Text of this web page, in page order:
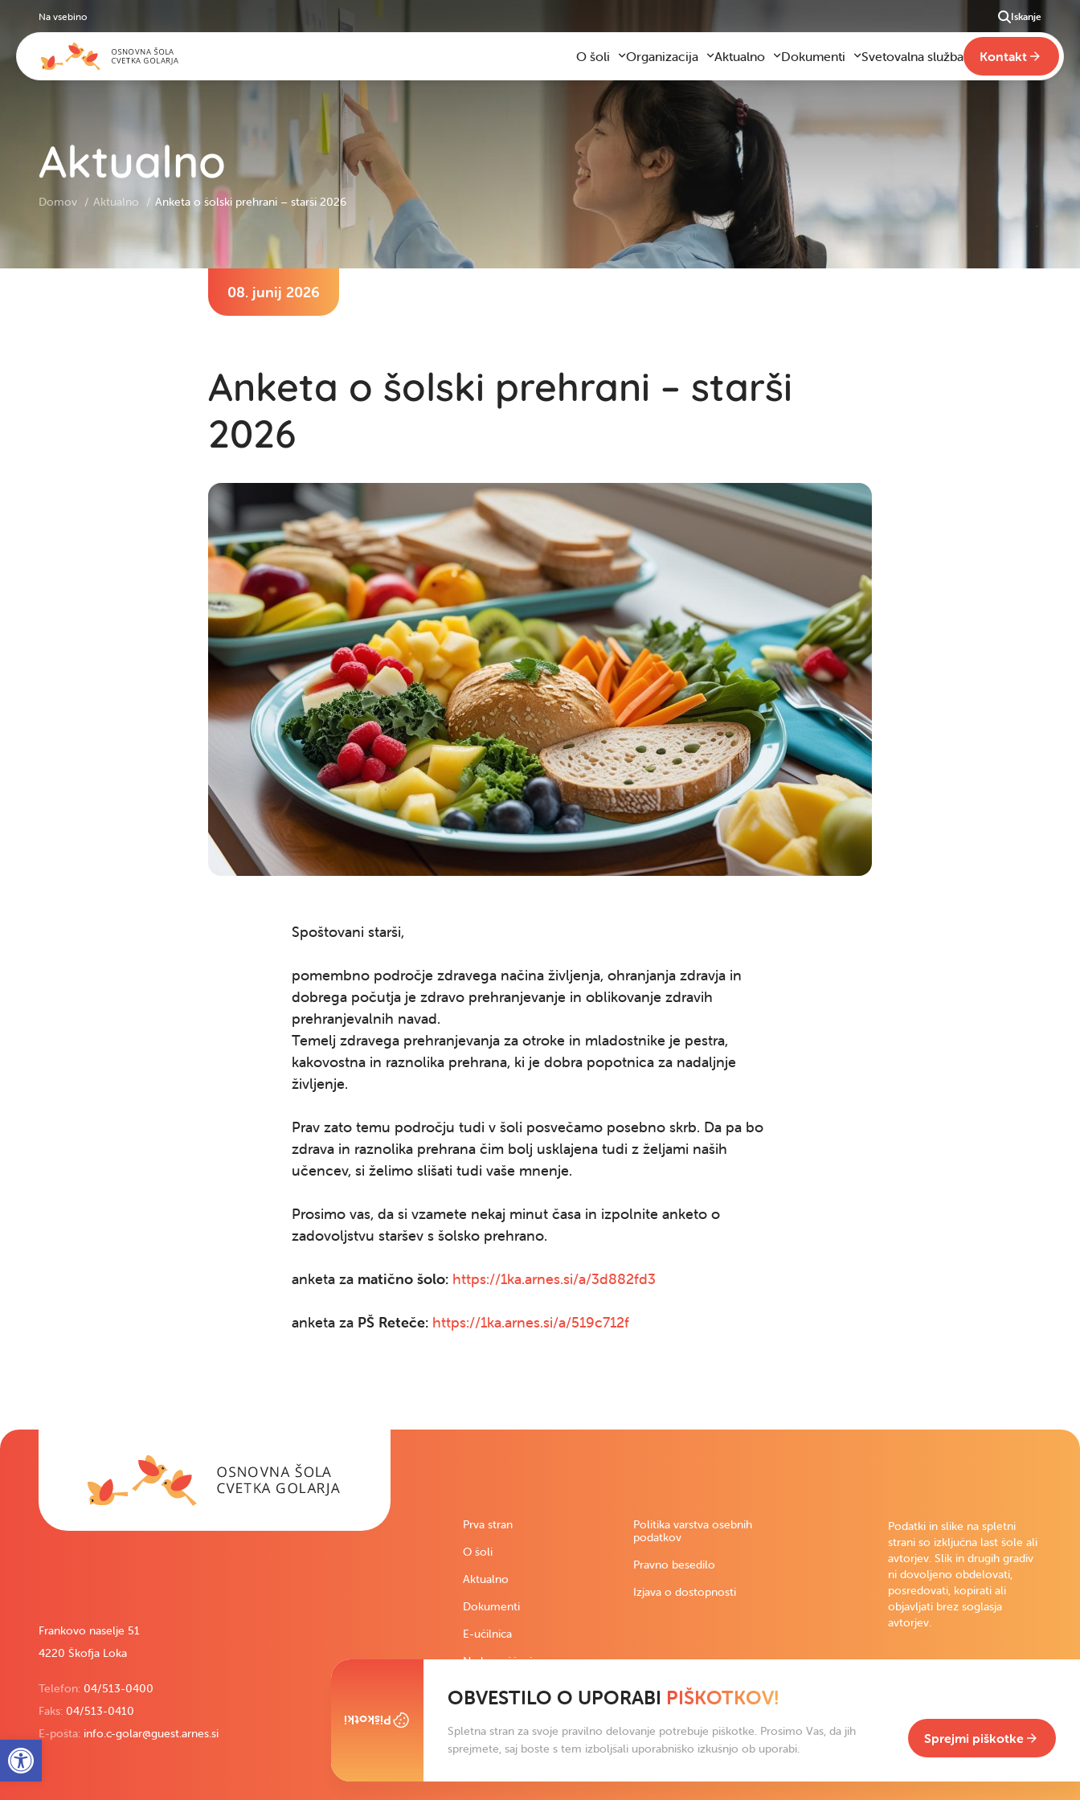
Aktualno
Domov Aktualno Anketa o šolski prehrani – starši 2026
08. junij 2026
Anketa o šolski prehrani – starši
2026
Spoštovani starši,
pomembno področje zdravega načina življenja, ohranjanja zdravja in
dobrega počutja je zdravo prehranjevanje in oblikovanje zdravih
prehranjevalnih navad.
Temelj zdravega prehranjevanja za otroke in mladostnike je pestra,
kakovostna in raznolika prehrana, ki je dobra popotnica za nadaljnje
življenje.
Prav zato temu področju tudi v šoli posvečamo posebno skrb. Da pa bo
zdrava in raznolika prehrana čim bolj usklajena tudi z željami naših
učencev, si želimo slišati tudi vaše mnenje.
Prosimo vas, da si vzamete nekaj minut časa in izpolnite anketo o
zadovoljstvu staršev s šolsko prehrano.
anketa za matično šolo: https://1ka.arnes.si/a/3d882fd3
anketa za PŠ Reteče: https://1ka.arnes.si/a/519c712f
Frankovo naselje 51
4220 Škofja Loka
Telefon: 04/513-0400
Faks: 04/513-0410
E-pošta: info.c-golar@guest.arnes.si
Prva stran
O šoli
Aktualno
Dokumenti
E-učilnica
Nadomeščanja
Politika varstva osebnih
podatkov
Pravno besedilo
Izjava o dostopnosti
Podatki in slike na spletni
strani so izključna last šole ali
avtorjev. Slik in drugih gradiv
ni dovoljeno obdelovati,
posredovati, kopirati ali
objavljati brez soglasja
avtorjev.
Piškotki
OBVESTILO O UPORABI PIŠKOTKOV!
Spletna stran za svoje pravilno delovanje potrebuje piškotke. Prosimo Vas, da jih
sprejmete, saj boste s tem izboljšali uporabniško izkušnjo ob uporabi.
Sprejmi piškotke
Na vsebino Iskanje
O šoli
Predstavitev šole
Kontaktni podatki
Zaposleni
Organizacija dela
Varna šolska pot
Knjižnica
Katalog informacij javnega značaja
Koristne informacije
Oddaja prostorov
Zobna ambulanta
Tekmovanja
Organizacija
Obvezni program
Razširjeni program
Sodelovanje s starši
Šolski prevozi
Šolska prehrana
Plačilo storitev
Osnovnošolsko izobraževanje na domu
Svetovalna služba
Šolski sklad
Aktualno
Aktualno
Zgodilo se je
Fotogalerija slik
Video vsebine
Dokumenti
Drugi pravilniki
Svetovalna služba Kontakt
Open toolbar